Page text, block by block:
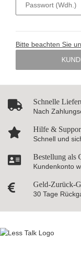
Passwort (Wdh.)
Bitte beachten Sie
Schnelle
Nach
Hilfe &
Schnell und
Bestellung als
Kundenkonto
Geld-Zurück-
30 Tage